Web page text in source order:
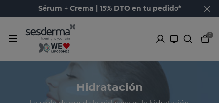
Sérum + Crema | 15% DTO en tu pedido*
0
Hidratación